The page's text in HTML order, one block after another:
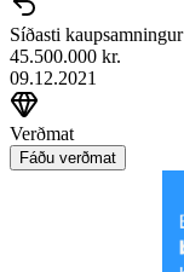
Síðasti kaupsamningur
45.500.000 kr.
09.12.2021
Verðmat
Fáðu verðmat